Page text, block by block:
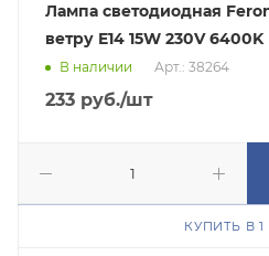
Лампа светодиодная
ветру E14 15W 230V 6400K
В наличии Арт.: 38264
233 руб./шт
КУПИТЬ В